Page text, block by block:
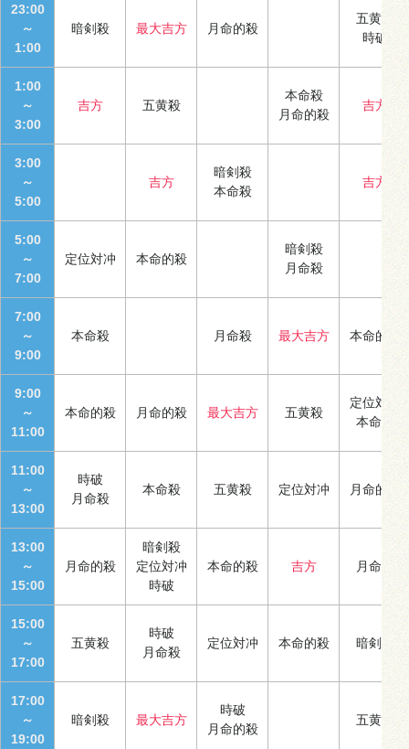
23:00
～
1:00
暗剣殺 最大吉方 月命的殺
五黄殺
時破
1:00
～
3:00
吉方 五黄殺
本命殺
月命的殺
吉方
3:00
～
5:00
吉方
暗剣殺
本命殺
吉方
5:00
～
7:00
定位対冲 本命的殺
暗剣殺
月命殺
7:00
～
9:00
本命殺 月命殺 最大吉方 本命的殺
9:00
～
11:00
本命的殺 月命的殺 最大吉方 五黄殺
定位対冲
本命殺
11:00
～
13:00
時破
月命殺
本命殺 五黄殺 定位対冲 月命的殺
13:00
～
15:00
月命的殺
暗剣殺
定位対冲
時破
本命的殺 吉方 月命殺
15:00
～
17:00
五黄殺
時破
月命殺
定位対冲 本命的殺 暗剣殺
17:00
～
19:00
暗剣殺 最大吉方
時破
月命的殺
五黄殺